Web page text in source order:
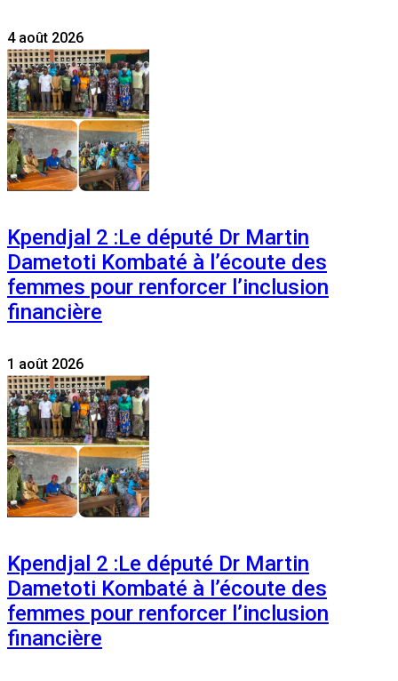
4 août 2026
Kpendjal 2 :Le député Dr Martin
Dametoti Kombaté à l’écoute des
femmes pour renforcer l’inclusion
financière
1 août 2026
Kpendjal 2 :Le député Dr Martin
Dametoti Kombaté à l’écoute des
femmes pour renforcer l’inclusion
financière